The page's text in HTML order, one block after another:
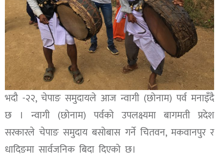
भदौ -२२, चेपाङ समुदायले आज न्वागी (छोनाम) पर्व मनाइँदै
छ । न्वागी (छोनाम) पर्वको उपलक्ष्यमा बागमती प्रदेश
सरकारले चेपाङ समुदाय बसोबास गर्ने चितवन, मकवानपुर र
धादिङमा सार्वजनिक बिदा दिएको छ।